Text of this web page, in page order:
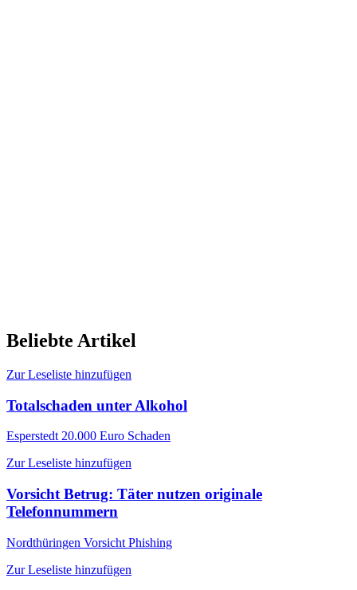
Beliebte Artikel
Zur Leseliste hinzufügen
Totalschaden unter Alkohol
Esperstedt 20.000 Euro Schaden
Zur Leseliste hinzufügen
Vorsicht Betrug: Täter nutzen originale
Telefonnummern
Nordthüringen Vorsicht Phishing
Zur Leseliste hinzufügen